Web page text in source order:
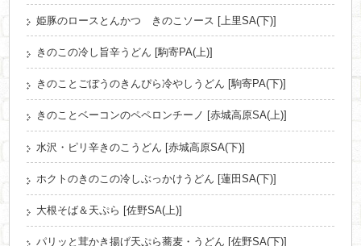
姫豚のロースとんかつ きのこソース [上里SA(下)]
きのこの冷し旨辛うどん [駒寄PA(上)]
きのことごぼうのきんぴら冷やしうどん [駒寄PA(下)]
きのことベーコンのペペロンチーノ [赤城高原SA(上)]
水沢・ピリ辛きのこうどん [赤城高原SA(下)]
ホクトのきのこの冷しぶっかけうどん [蓮田SA(下)]
大根そば＆天ぷら [佐野SA(上)]
パリッと茸かき揚げ天ぷら蕎麦・うどん [佐野SA(下)]